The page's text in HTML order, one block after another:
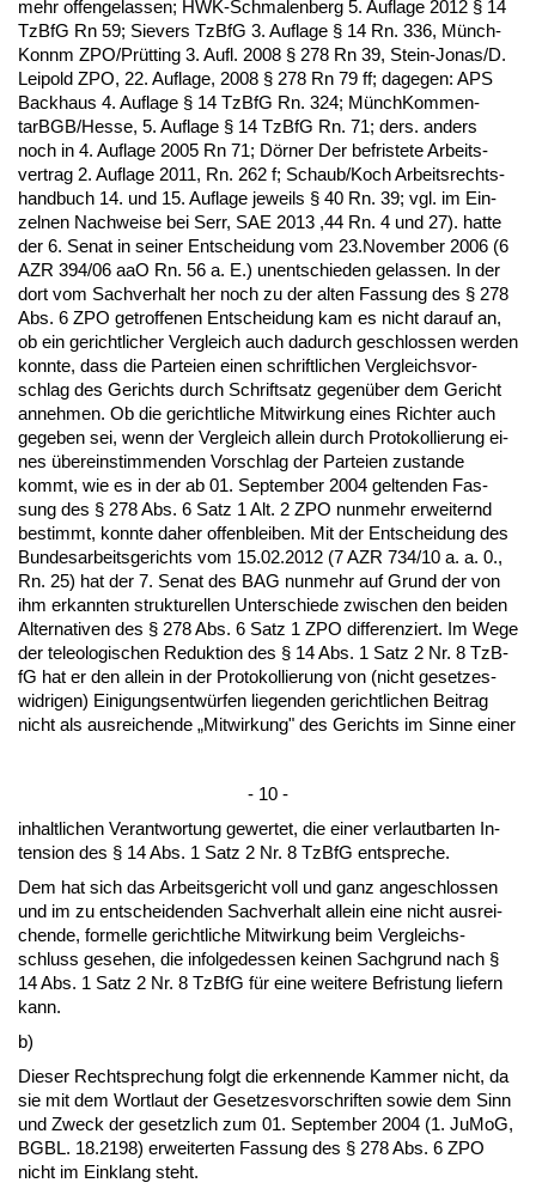
mehr of­fen­ge­las­sen; HWK-Schma­len­berg 5. Auf­la­ge 2012 § 14
Tz­B­fG Rn 59; Sie­vers Tz­B­fG 3. Auf­la­ge § 14 Rn. 336, Münch­
Konnm ZPO/Prütting 3. Aufl. 2008 § 278 Rn 39, St­ein-Jo­nas/D.
Lei­pold ZPO, 22. Auf­la­ge, 2008 § 278 Rn 79 ff; da­ge­gen: APS
Back­haus 4. Auf­la­ge § 14 Tz­B­fG Rn. 324; Münch­Kom­men­
tarBGB/Hes­se, 5. Auf­la­ge § 14 Tz­B­fG Rn. 71; ders. an­ders
noch in 4. Auf­la­ge 2005 Rn 71; Dörner Der be­fris­te­te Ar­beits-
ver­trag 2. Auf­la­ge 2011, Rn. 262 f; Schaub/Koch Ar­beits­rechts­
hand­buch 14. und 15. Auf­la­ge je­weils § 40 Rn. 39; vgl. im Ein­
zel­nen Nach­wei­se bei Serr, SAE 2013 ,44 Rn. 4 und 27). hat­te
der 6. Se­nat in sei­ner Ent­schei­dung vom 23.No­vem­ber 2006 (6
AZR 394/06 aaO Rn. 56 a. E.) un­ent­schie­den ge­las­sen. In der
dort vom Sach­ver­halt her noch zu der al­ten Fas­sung des § 278
Abs. 6 ZPO ge­trof­fe­nen Ent­schei­dung kam es nicht dar­auf an,
ob ein ge­richt­li­cher Ver­gleich auch da­durch ge­schlos­sen wer­den
konn­te, dass die Par­tei­en ei­nen schrift­li­chen Ver­gleichs­vor­
schlag des Ge­richts durch Schrift­satz ge­genüber dem Ge­richt
an­neh­men. Ob die ge­richt­li­che Mit­wir­kung ei­nes Rich­ter auch
ge­ge­ben sei, wenn der Ver­gleich al­lein durch Pro­to­kol­lie­rung ei­
nes übe­rein­stim­men­den Vor­schlag der Par­tei­en zu­stan­de
kommt, wie es in der ab 01. Sep­tem­ber 2004 gel­ten­den Fas­
sung des § 278 Abs. 6 Satz 1 Alt. 2 ZPO nun­mehr er­wei­ternd
be­stimmt, konn­te da­her of­fen­blei­ben. Mit der Ent­schei­dung des
Bun­des­ar­beits­ge­richts vom 15.02.2012 (7 AZR 734/10 a. a. 0.,
Rn. 25) hat der 7. Se­nat des BAG nun­mehr auf Grund der von
ihm er­kann­ten struk­tu­rel­len Un­ter­schie­de zwi­schen den bei­den
Al­ter­na­ti­ven des § 278 Abs. 6 Satz 1 ZPO dif­fe­ren­ziert. Im We­ge
der te­leo­lo­gi­schen Re­duk­ti­on des § 14 Abs. 1 Satz 2 Nr. 8 Tz­B­
fG hat er den al­lein in der Pro­to­kol­lie­rung von (nicht ge­set­zes­
wid­ri­gen) Ei­ni­gungs­entwürfen lie­gen­den ge­richt­li­chen Bei­trag
nicht als aus­rei­chen­de „Mit­wir­kung" des Ge­richts im Sin­ne ei­ner
- 10 -
in­halt­li­chen Ver­ant­wor­tung ge­wer­tet, die ei­ner ver­laut­bar­ten In­
ten­si­on des § 14 Abs. 1 Satz 2 Nr. 8 Tz­B­fG ent­spre­che.
Dem hat sich das Ar­beits­ge­richt voll und ganz an­ge­schlos­sen
und im zu ent­schei­den­den Sach­ver­halt al­lein ei­ne nicht aus­rei­
chen­de, for­mel­le ge­richt­li­che Mit­wir­kung beim Ver­gleichs­
schluss ge­se­hen, die in­fol­ge­des­sen kei­nen Sach­grund nach §
14 Abs. 1 Satz 2 Nr. 8 Tz­B­fG für ei­ne wei­te­re Be­fris­tung lie­fern
kann.
b)
Die­ser Recht­spre­chung folgt die er­ken­nen­de Kam­mer nicht, da
sie mit dem Wort­laut der Ge­set­zes­vor­schrif­ten so­wie dem Sinn
und Zweck der ge­setz­lich zum 01. Sep­tem­ber 2004 (1. JuMoG,
BGBL. 18.2198) er­wei­ter­ten Fas­sung des § 278 Abs. 6 ZPO
nicht im Ein­klang steht.